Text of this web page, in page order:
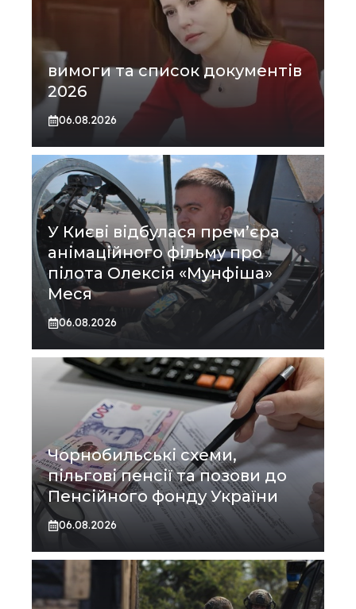
вимоги та список документів
2026
06.08.2026
У Києві відбулася прем’єра
анімаційного фільму про
пілота Олексія «Мунфіша»
Меся
06.08.2026
Чорнобильські схеми,
пільгові пенсії та позови до
Пенсійного фонду України
06.08.2026